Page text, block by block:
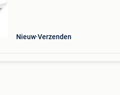
Nieuw Verzenden